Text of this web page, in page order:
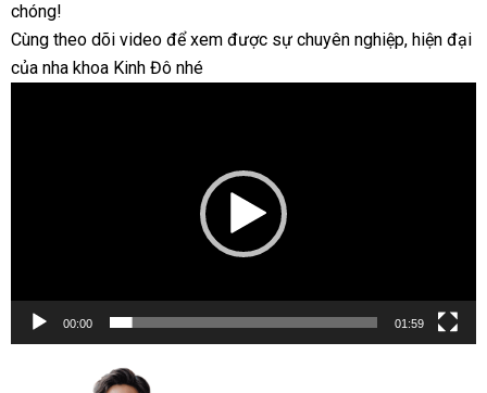
chóng!
Cùng theo dõi video để xem được sự chuyên nghiệp, hiện đại
của nha khoa Kinh Đô nhé
00:00 01:59